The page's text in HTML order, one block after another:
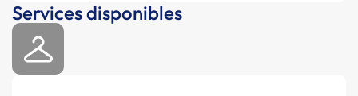
Services disponibles